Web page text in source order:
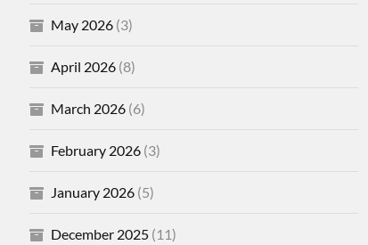
May 2026(3)
April 2026(8)
March 2026(6)
February 2026(3)
January 2026(5)
December 2025(11)